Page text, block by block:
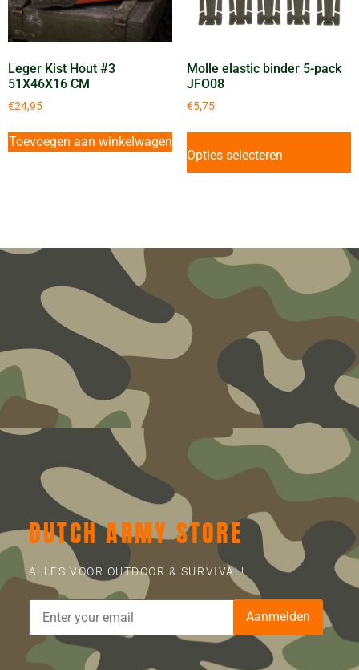
Leger Kist Hout #3
51X46X16 CM
€24,95
Toevoegen aan winkelwagen
Molle elastic binder 5-pack
JFO08
€5,75
Opties selecteren
DUTCH ARMY STORE
ALLES VOOR OUTDOOR & SURVIVAL!
Aanmelden